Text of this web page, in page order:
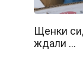
Щенки
ждали …